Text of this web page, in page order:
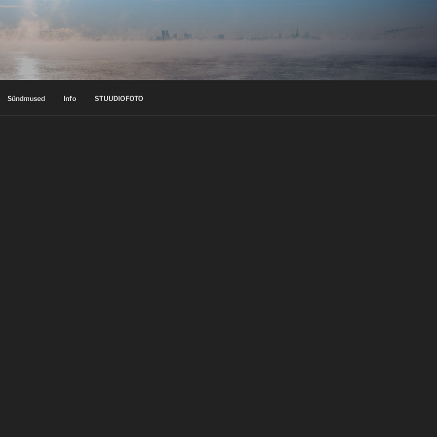
Sündmused Info STUUDIOFOTO